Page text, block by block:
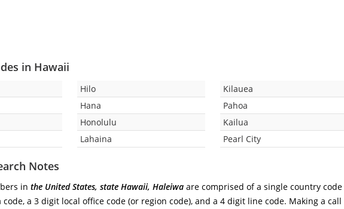
in Hawaii
Hilo
Hana
Honolulu
Lahaina
Kilauea
Pahoa
Kailua
Pearl City
Notes
in the United States, state Hawaii, Haleiwa are comprised of a single country code
code, a 3 digit local office code (or region code), and a 4 digit line code. Making a call